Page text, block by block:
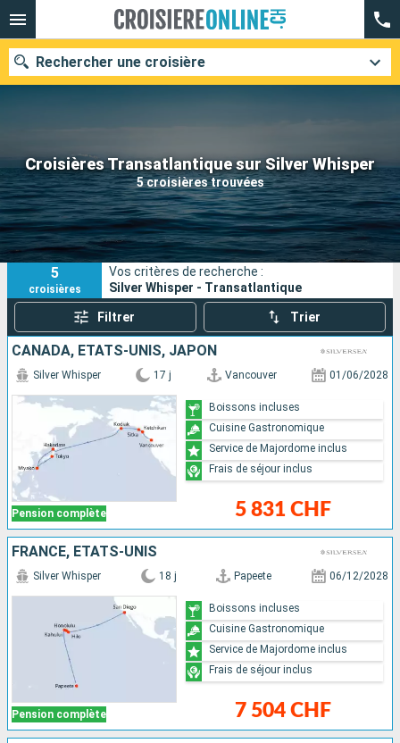
Croisières Transatlantique sur Silver Whisper
5 croisières trouvées
Rechercher une croisière
Nos destinations
Mois de départ
Ports Compagnies
Rechercher
5
croisières
Vos critères de recherche :
Silver Whisper - Transatlantique
Filtrer Trier
CANADA, ÉTATS-UNIS, JAPON
Pension complète
Silver Whisper 17 j Vancouver 01/06/2028
5 831 CHF
Boissons incluses
Cuisine Gastronomique
Service de Majordome inclus
Frais de séjour inclus
FRANCE, ÉTATS-UNIS
Pension complète
Silver Whisper 18 j Papeete 06/12/2028
7 504 CHF
Boissons incluses
Cuisine Gastronomique
Service de Majordome inclus
Frais de séjour inclus